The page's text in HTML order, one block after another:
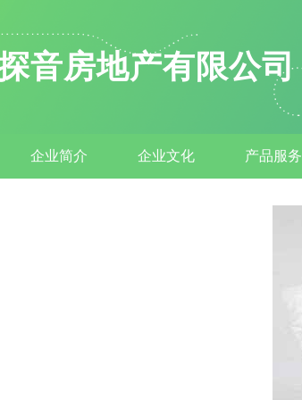
音房地产有限公司
企业简介 企业文化 产品服务